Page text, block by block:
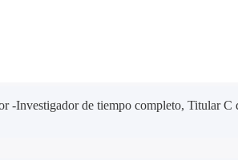
-Investigador de tiempo completo, Titular